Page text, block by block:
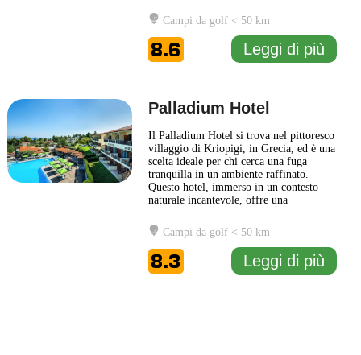
godere di una gamma di servizi
progettati per rendere il soggiorno il più
piacevole possibile, tra cui una piscina
all'aperto e aree
... Leggi di più
Campi da golf < 50 km
8.6 Leggi di più
Palladium Hotel
Il Palladium Hotel si trova nel pittoresco
villaggio di Kriopigi, in Grecia, ed è una
scelta ideale per chi cerca una fuga
tranquilla in un ambiente raffinato.
Questo hotel, immerso in un contesto
naturale incantevole, offre una
tradizione greca, creando un'atmosfera
accogliente per tutti gli ospiti. Le camere
del Palladium Hotel sono arredate con
gusto e dotate di
... Leggi di più
Campi da golf < 50 km
8.3 Leggi di più